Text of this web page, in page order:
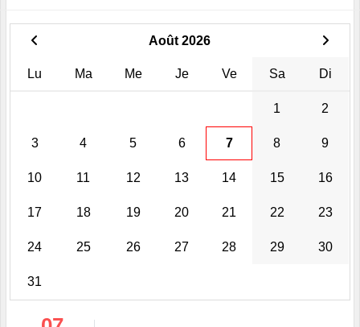
Août 2026
Lu Ma Me Je Ve Sa Di
1 2
3 4 5 6 7 8 9
10 11 12 13 14 15 16
17 18 19 20 21 22 23
24 25 26 27 28 29 30
31